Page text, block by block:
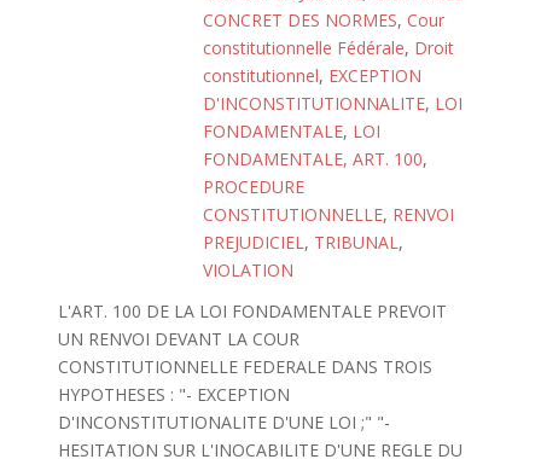
CONCRET DES NORMES, Cour
constitutionnelle Fédérale, Droit
constitutionnel, EXCEPTION
D'INCONSTITUTIONNALITE, LOI
FONDAMENTALE, LOI
FONDAMENTALE, ART. 100,
PROCEDURE
CONSTITUTIONNELLE, RENVOI
PREJUDICIEL, TRIBUNAL,
VIOLATION
L'ART. 100 DE LA LOI FONDAMENTALE PREVOIT
UN RENVOI DEVANT LA COUR
CONSTITUTIONNELLE FEDERALE DANS TROIS
HYPOTHESES : "- EXCEPTION
D'INCONSTITUTIONALITE D'UNE LOI ;" "-
HESITATION SUR L'INOCABILITE D'UNE REGLE DU